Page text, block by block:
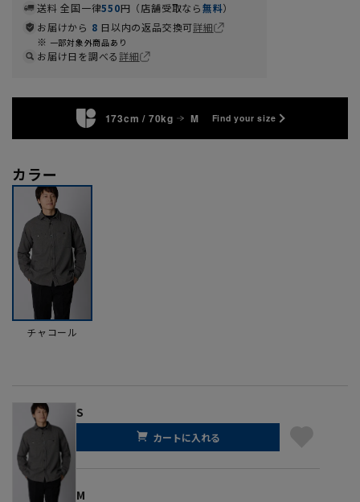
送料 全国一律550円（店舗受取なら無料）
お届けから 8 日以内の返品交換可詳細
一部対象外商品あり
お届け日を調べる詳細
173cm / 70kg M Find your size
カラー
チャコール
S
カートに入れる
M